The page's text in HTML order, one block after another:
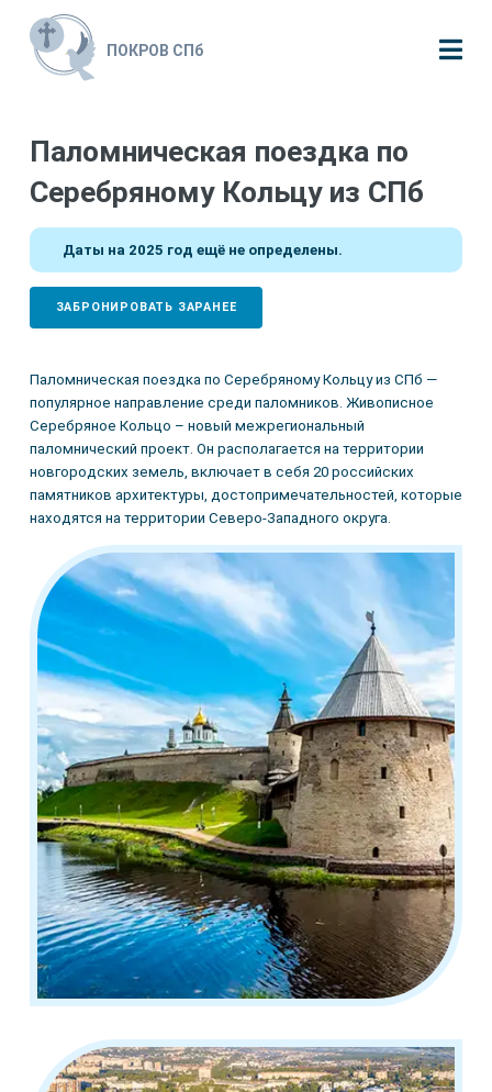
ПОКРОВ СПб
Паломническая поездка по
Серебряному Кольцу из СПб
Даты на 2025 год ещё не определены.
ЗАБРОНИРОВАТЬ ЗАРАНЕЕ
Паломническая поездка по Серебряному Кольцу из СПб —
популярное направление среди паломников. Живописное
Серебряное Кольцо – новый межрегиональный
паломнический проект. Он располагается на территории
новгородских земель, включает в себя 20 российских
памятников архитектуры, достопримечательностей, которые
находятся на территории Северо-Западного округа.